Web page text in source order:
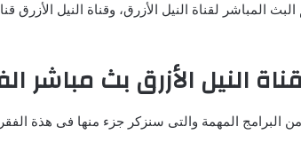
المباشر لقناة النيل الأزرق، وقناة النيل
النيل الأزرق بث مباشر
من البرامج المهمة والتى سنزكر جزء منها فى هذة